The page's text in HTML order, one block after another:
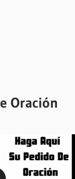
Oración